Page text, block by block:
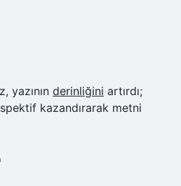
yazının derinliğini artırdı;
kazandırarak metni